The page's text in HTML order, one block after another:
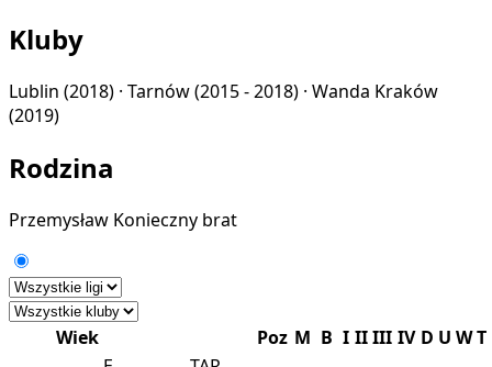
Kluby
Lublin (2018) · Tarnów(2015 - 2018) · Wanda Kraków
(2019)
Rodzina
Przemysław Konieczny brat
Wiek Poz M B I IIIII IV D U WT